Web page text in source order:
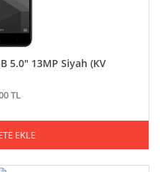
5.0" 13MP Siyah (KV
TL
EKLE